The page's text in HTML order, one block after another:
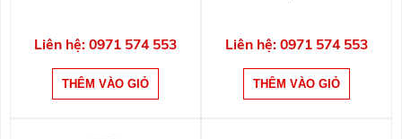
Liên hệ: 0971 574 553 Liên hệ: 0971 574 553